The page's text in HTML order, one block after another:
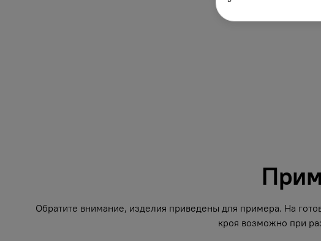
Обратите внимание, изделия приведены для примера. На
кроя возможно при